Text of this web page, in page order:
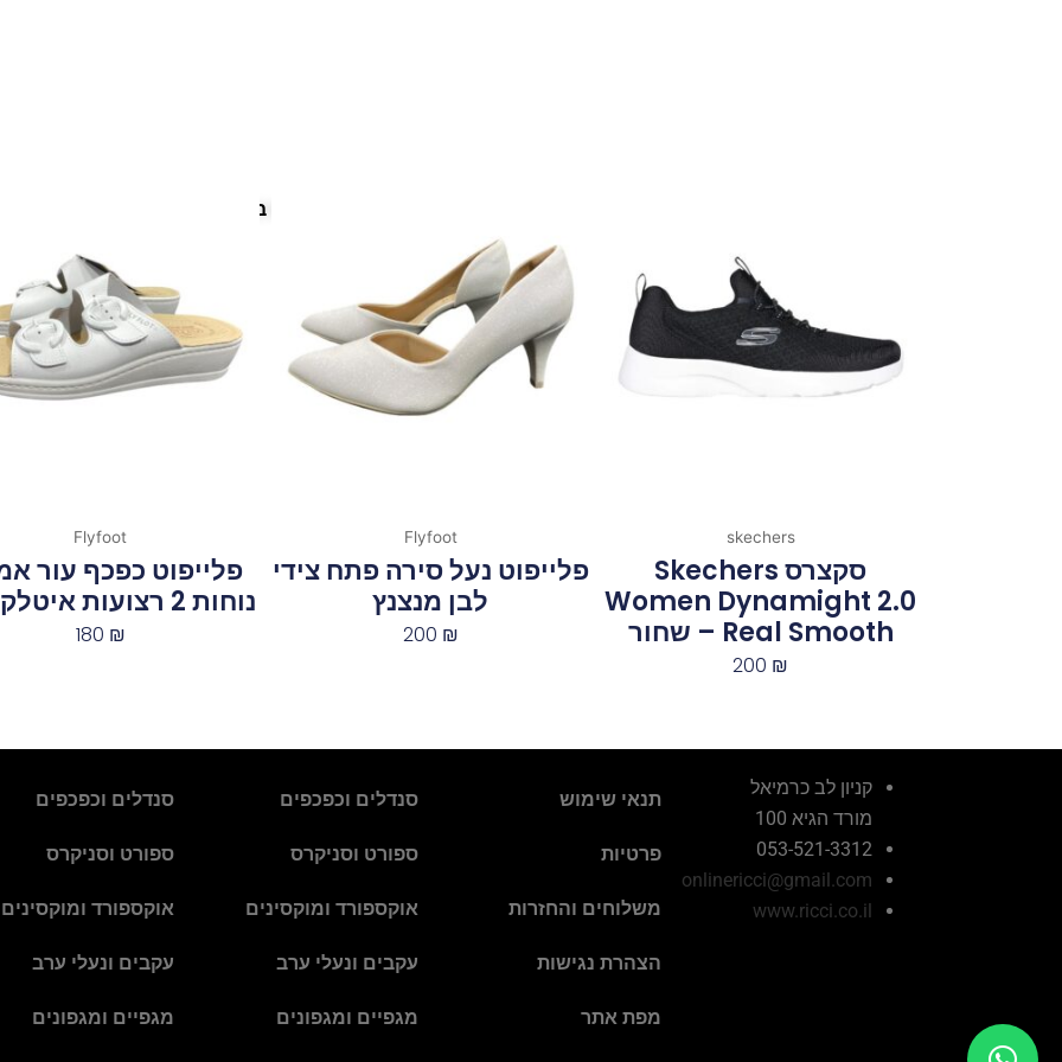
פריטים נוספים במיוחד בשבילך
skechers
סקצרס Skechers
Women Dynamight 2.0
– Real Smooth שחור
200 ₪
Flyfoot
פלייפוט נעל סירה פתח צידי
לבן מנצנץ
200 ₪
Flyfoot
פלייפוט כפכף עור
נוחות 2 רצועות איטלקי לבן
180 ₪
קניון לב כרמיאל
מורד הגיא 100
053-521-3312
onlinericci@gmail.com
www.ricci.co.il
תנאי שימוש
פרטיות
משלוחים והחזרות
הצהרת נגישות
מפת אתר
סנדלים וכפכפים
ספורט וסניקרס
אוקספורד ומוקסינים
עקבים ונעלי ערב
מגפיים ומגפונים
סנדלים וכפכפים
ספורט וסניקרס
אוקספורד ומוקסינים
עקבים ונעלי ערב
מגפיים ומגפונים